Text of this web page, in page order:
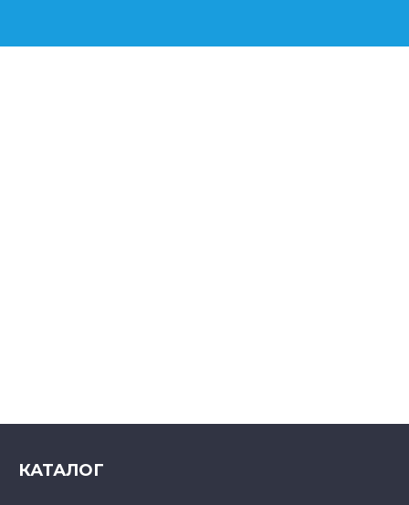
КАТАЛОГ